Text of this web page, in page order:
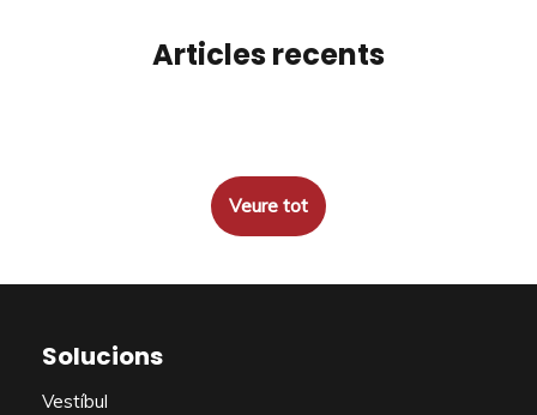
Articles recents
Veure tot
Solucions
Vestíbul